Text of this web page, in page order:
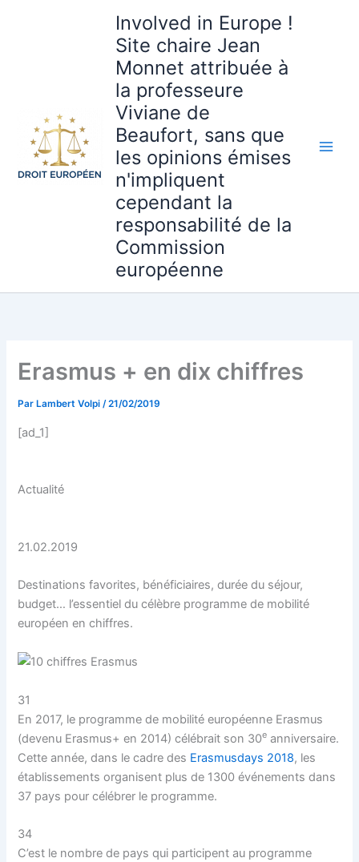
Involved in Europe !
Site chaire Jean
Monnet attribuée à
la professeure
Viviane de
Beaufort, sans que
les opinions émises
n'impliquent
cependant la
responsabilité de la
Commission
européenne
Erasmus + en dix chiffres
Par Lambert Volpi/21/02/2019
[ad_1]
Actualité
21.02.2019
Destinations favorites, bénéficiaires, durée du séjour,
budget… l’essentiel du célèbre programme de mobilité
européen en chiffres.
31
En 2017, le programme de mobilité européenne Erasmus
(devenu Erasmus+ en 2014) célébrait son 30e anniversaire.
Cette année, dans le cadre des Erasmusdays 2018, les
établissements organisent plus de 1300 événements dans
37 pays pour célébrer le programme.
34
C’est le nombre de pays qui participent au programme